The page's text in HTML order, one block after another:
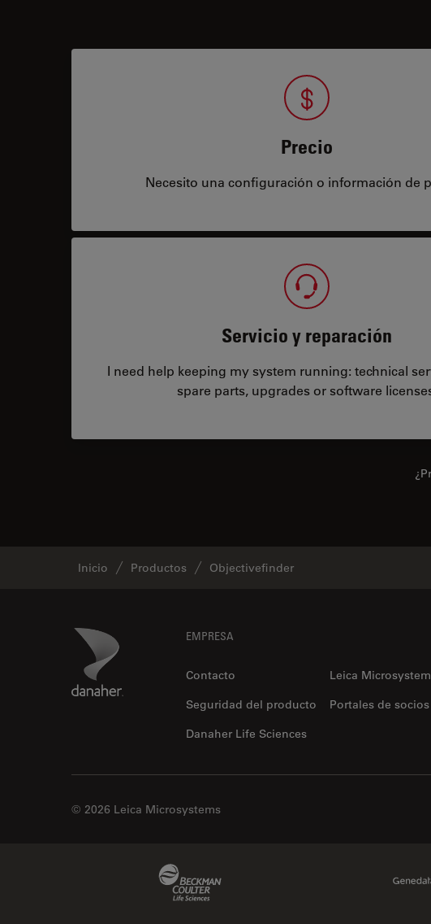
Precio
Necesito una configuración o información de
Servicio y reparación
I need help keeping my system running: technical
spare parts, upgrades or software
Inicio Productos Objectivefinder
Danaher Logo EMPRESA
Contacto
Leica
Seguridad del producto
Portales de socios
Danaher Life Sciences
© 2026 Leica Microsystems